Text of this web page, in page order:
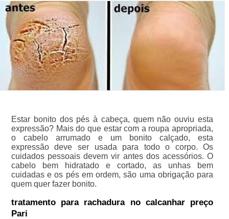
Estar bonito dos pés à cabeça, quem não ouviu esta
expressão? Mais do que estar com a roupa apropriada,
o cabelo arrumado e um bonito calçado, esta
expressão deve ser usada para todo o corpo. Os
cuidados pessoais devem vir antes dos acessórios. O
cabelo bem hidratado e cortado, as unhas bem
cuidadas e os pés em ordem, são uma obrigação para
quem quer fazer bonito.
tratamento para rachadura no calcanhar preço
Pari